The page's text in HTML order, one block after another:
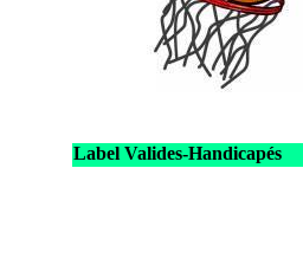
Label Valides-Handicapés